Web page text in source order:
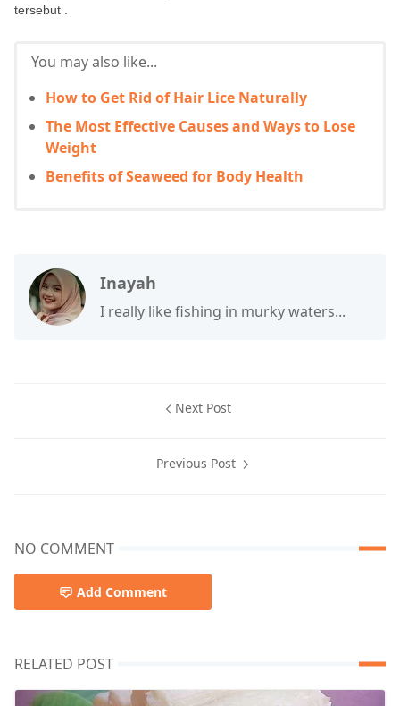
tersebut .
You may also like...
How to Get Rid of Hair Lice Naturally
The Most Effective Causes and Ways to Lose
Weight
Benefits of Seaweed for Body Health
Inayah
I really like fishing in murky waters...
Next Post
Previous Post
NO COMMENT
Add Comment
RELATED POST